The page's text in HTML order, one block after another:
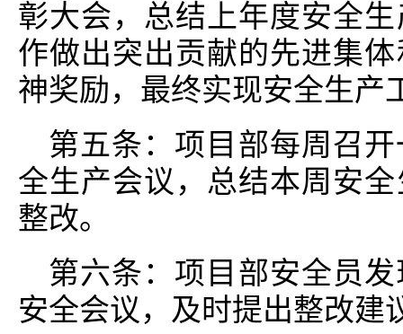
彰大会，总结上年度安全
作做出突出贡献的先进集
神奖励，最终实现安全生产
第五条：项目部每周召
全生产会议，总结本周安
整改。
第六条：项目部安全员
安全会议，及时提出整改建